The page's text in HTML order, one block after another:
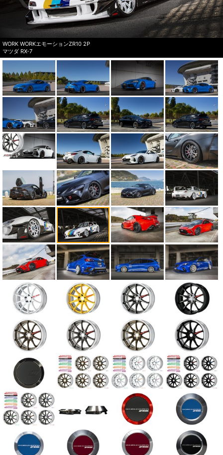
WORK WORKエモーションZR10 2P
マツダ RX-7